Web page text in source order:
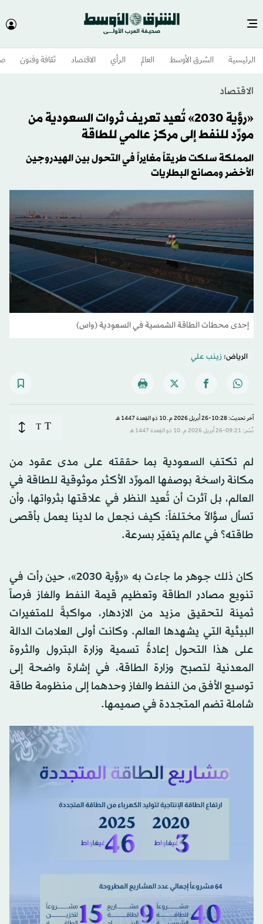
الرئيسية الشرق الأوسط​ العالم الرأي الاقتصاد ثقافة وفنون
الاقتصاد
«رؤية 2030» تُعيد تعريف ثروات السعودية من
مورِّد للنفط إلى مركز عالمي للطاقة
المملكة سلكت طريقاً مغايراً في التحول بين الهيدروجين
الأخضر ومصانع البطاريات
إحدى محطات الطاقة الشمسية في السعودية (واس)
الرياض:زينب علي
آخر تحديث: 10:28-26 أبريل 2026 م ـ 10 ذو القِعدة 1447 هـ
نُشر: 09:21-26 أبريل 2026 م ـ 10 ذو القِعدة 1447 هـ
T
T
لم تكتفِ السعودية بما حققته على مدى عقود من
مكانة راسخة بوصفها المورِّد الأكثر موثوقية للطاقة في
العالم، بل آثرت أن تُعيد النظر في علاقتها بثرواتها، وأن
تسأل سؤالاً مختلفاً: كيف نجعل ما لدينا يعمل بأقصى
طاقته؟ في عالم يتغيّر بسرعة.
كان ذلك جوهر ما جاءت به «رؤية 2030»، حين رأت في
تنويع مصادر الطاقة وتعظيم قيمة النفط والغاز فرصاً
ثمينة لتحقيق مزيد من الازدهار، مواكبةً للمتغيرات
البيئية التي يشهدها العالم. وكانت أولى العلامات الدالة
على هذا التحول إعادةُ تسمية وزارة البترول والثروة
المعدنية لتصبح وزارة الطاقة، في إشارة واضحة إلى
توسيع الأفق من النفط والغاز وحدهما إلى منظومة طاقة
شاملة تضم المتجددة في صميمها.